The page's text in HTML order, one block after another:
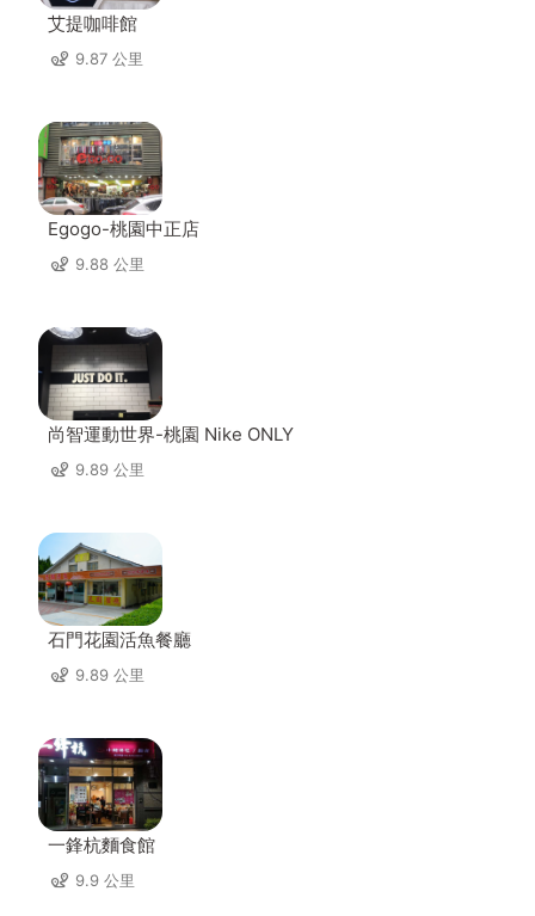
艾提咖啡館
9.87 公里
Egogo-桃園中正店
9.88 公里
尚智運動世界-桃園 Nike ONLY
9.89 公里
石門花園活魚餐廳
9.89 公里
一鋒杭麵食館
9.9 公里